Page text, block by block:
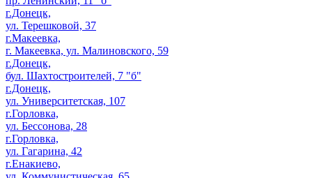
г.Донецк,
ул. Терешковой, 37
г.Макеевка,
г. Макеевка, ул. Малиновского, 59
г.Донецк,
бул. Шахтостроителей, 7 "б"
г.Донецк,
ул. Университетская, 107
г.Горловка,
ул. Бессонова, 28
г.Горловка,
ул. Гагарина, 42
г.Енакиево,